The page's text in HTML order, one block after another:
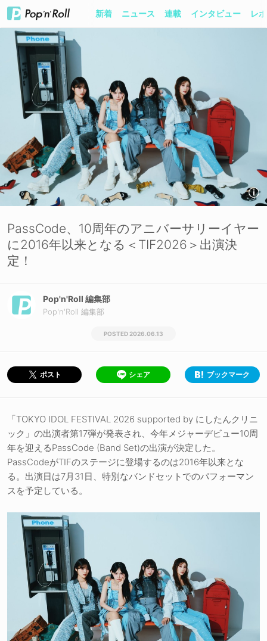
新着 ニュース 連載 インタビュー レ
PassCode、10周年のアニバーサリーイヤー
に2016年以来となる＜TIF2026＞出演決
定！
Pop'n'Roll 編集部
Pop'n'Roll 編集部
2026.06.13
ポスト シェア ブックマーク
「TOKYO IDOL FESTIVAL 2026 supported by にしたんクリニ
ック」の出演者第17弾が発表され、今年メジャーデビュー10周
年を迎えるPassCode (Band Set)の出演が決定した。
PassCodeがTIFのステージに登場するのは2016年以来とな
る。出演日は7月31日、特別なバンドセットでのパフォーマン
スを予定している。